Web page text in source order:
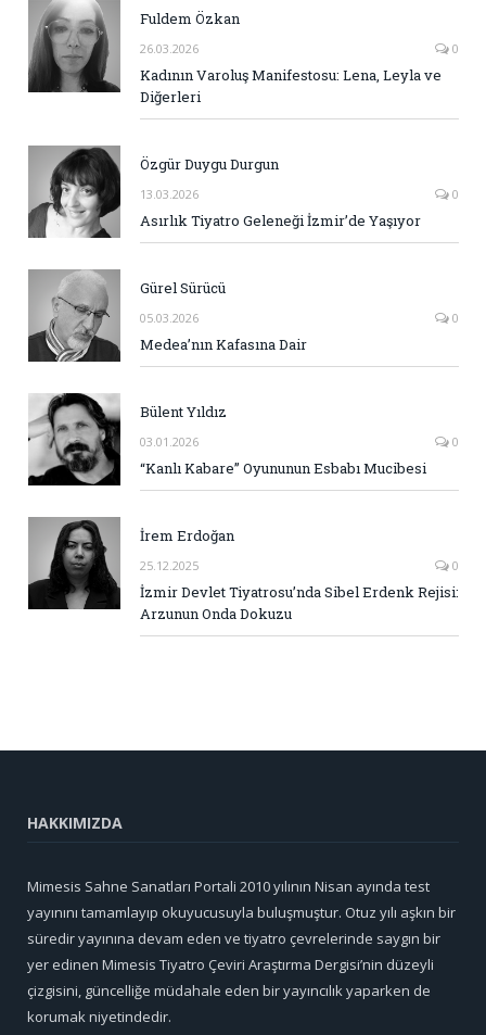
Fuldem Özkan
26.03.2026 0
Kadının Varoluş Manifestosu: Lena, Leyla ve
Diğerleri
Özgür Duygu Durgun
13.03.2026 0
Asırlık Tiyatro Geleneği İzmir’de Yaşıyor
Gürel Sürücü
05.03.2026 0
Medea’nın Kafasına Dair
Bülent Yıldız
03.01.2026 0
“Kanlı Kabare” Oyununun Esbabı Mucibesi
İrem Erdoğan
25.12.2025 0
İzmir Devlet Tiyatrosu’nda Sibel Erdenk Rejisi:
Arzunun Onda Dokuzu
HAKKIMIZDA
Mimesis Sahne Sanatları Portali 2010 yılının Nisan ayında test
yayınını tamamlayıp okuyucusuyla buluşmuştur. Otuz yılı aşkın bir
süredir yayınına devam eden ve tiyatro çevrelerinde saygın bir
yer edinen Mimesis Tiyatro Çeviri Araştırma Dergisi’nin düzeyli
çizgisini, güncelliğe müdahale eden bir yayıncılık yaparken de
korumak niyetindedir.